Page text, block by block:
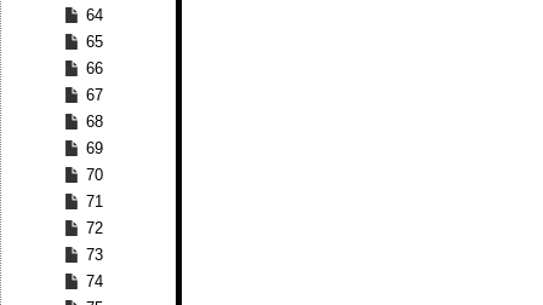
64
65
66
67
68
69
70
71
72
73
74